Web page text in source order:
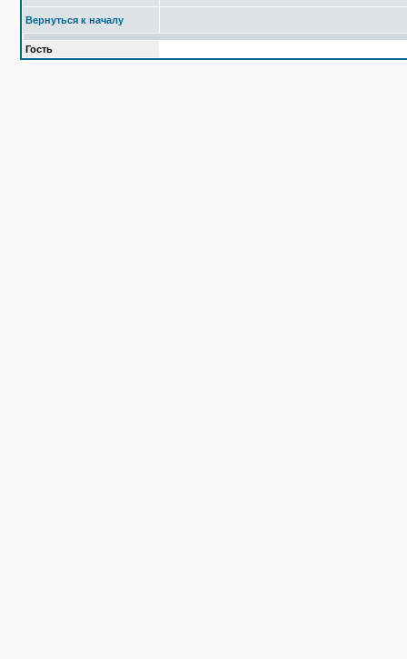
Вернуться к началу
Гость